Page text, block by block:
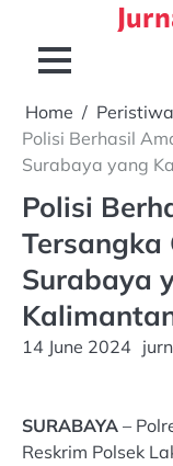
content
Home
Peristiwa
Polisi Berhasil
Surabaya yang
Polisi
Tersangka
Surabaya
14 June 2024
SURABAYA –
Reskrim Polsek